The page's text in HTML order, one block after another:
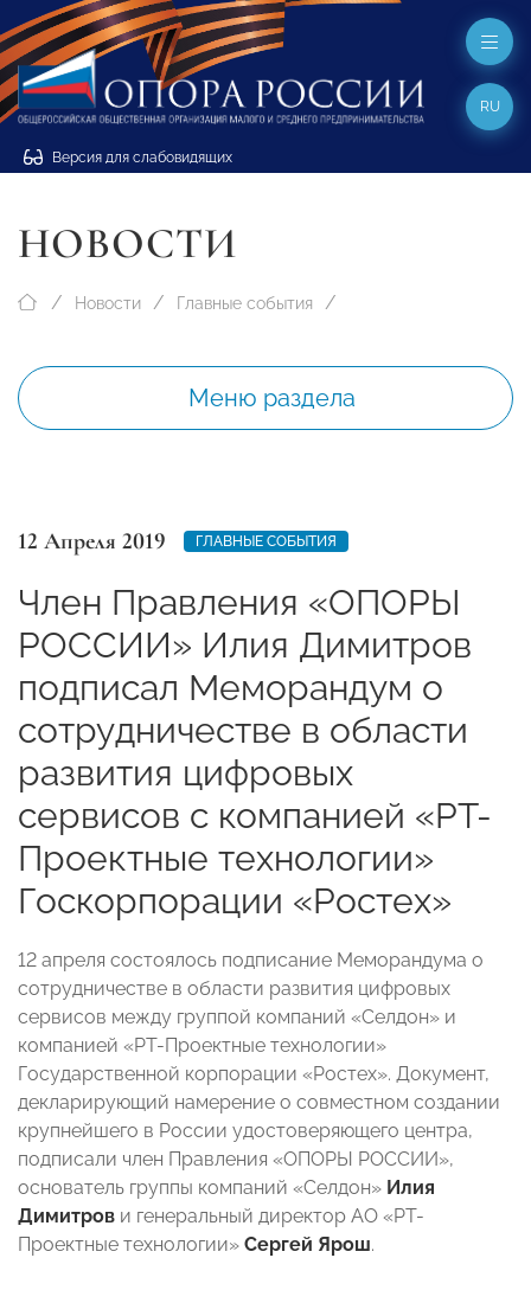
Версия для слабовидящих
RU
НОВОСТИ
Новости Главные события
Меню раздела
12 Апреля 2019 ГЛАВНЫЕ СОБЫТИЯ
Член Правления «ОПОРЫ
РОССИИ» Илия Димитров
подписал Меморандум о
сотрудничестве в области
развития цифровых
сервисов с компанией «РТ-
Проектные технологии»
Госкорпорации «Ростех»
12 апреля состоялось подписание Меморандума о
сотрудничестве в области развития цифровых
сервисов между группой компаний «Селдон» и
компанией «РТ-Проектные технологии»
Государственной корпорации «Ростех». Документ,
декларирующий намерение о совместном создании
крупнейшего в России удостоверяющего центра,
подписали член Правления «ОПОРЫ РОССИИ»,
основатель группы компаний «Селдон» Илия
Димитров и генеральный директор АО «РТ-
Проектные технологии» Сергей Ярош.